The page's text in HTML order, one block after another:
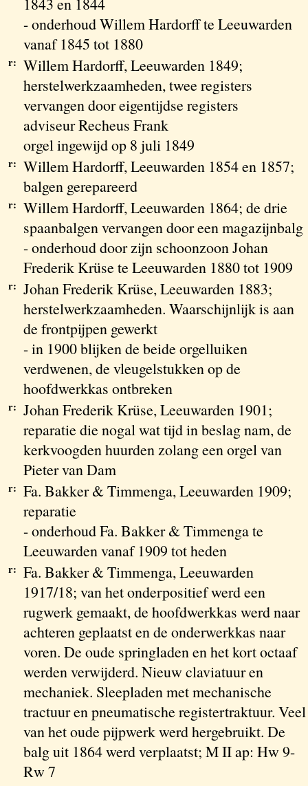
- onderhoud Willem Hardorff te Leeuwarden
vanaf 1845 tot 1880
r: Willem Hardorff, Leeuwarden 1849;
herstelwerkzaamheden, twee registers
vervangen door eigentijdse registers
adviseur Recheus Frank
orgel ingewijd op 8 juli 1849
r: Willem Hardorff, Leeuwarden 1854 en 1857;
balgen gerepareerd
r: Willem Hardorff, Leeuwarden 1864; de drie
spaanbalgen vervangen door een magazijnbalg
- onderhoud door zijn schoonzoon Johan
Frederik Krüse te Leeuwarden 1880 tot 1909
r: Johan Frederik Krüse, Leeuwarden 1883;
herstelwerkzaamheden. Waarschijnlijk is aan
de frontpijpen gewerkt
- in 1900 blijken de beide orgelluiken
verdwenen, de vleugelstukken op de
hoofdwerkkas ontbreken
r: Johan Frederik Krüse, Leeuwarden 1901;
reparatie die nogal wat tijd in beslag nam, de
kerkvoogden huurden zolang een orgel van
Pieter van Dam
r: Fa. Bakker & Timmenga, Leeuwarden 1909;
reparatie
- onderhoud Fa. Bakker & Timmenga te
Leeuwarden vanaf 1909 tot heden
r: Fa. Bakker & Timmenga, Leeuwarden
1917/18; van het onderpositief werd een
rugwerk gemaakt, de hoofdwerkkas werd naar
achteren geplaatst en de onderwerkkas naar
voren. De oude springladen en het kort octaaf
werden verwijderd. Nieuw claviatuur en
mechaniek. Sleepladen met mechanische
tractuur en pneumatische registertraktuur. Veel
van het oude pijpwerk werd hergebruikt. De
balg uit 1864 werd verplaatst; M II ap: Hw 9-
Rw 7